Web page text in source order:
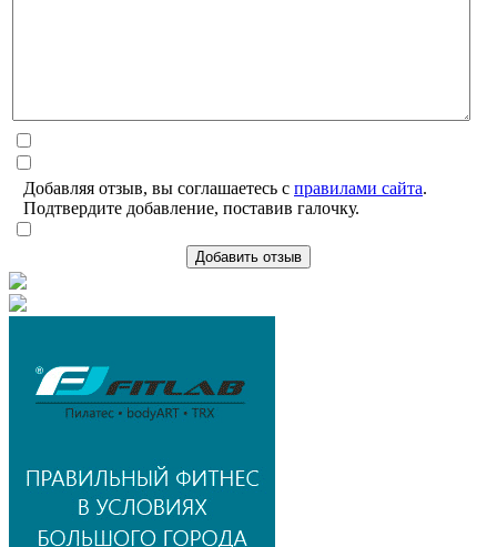
Добавляя отзыв, вы соглашаетесь с правилами сайта.
Подтвердите добавление, поставив галочку.
Добавить отзыв